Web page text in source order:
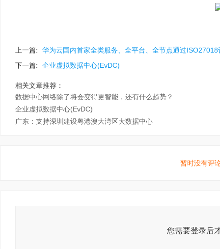
上一篇:
华为云国内首家全类服务、全平台、全节点通过ISO27018
下一篇:
企业虚拟数据中心(EvDC)
相关文章推荐：
数据中心网络除了将会变得更智能，还有什么趋势？
企业虚拟数据中心(EvDC)
广东：支持深圳建设粤港澳大湾区大数据中心
暂时没有评
您需要登录后